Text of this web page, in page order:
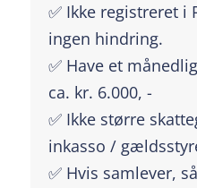
✅ Ikke registreret i
ingen hindring.
✅ Have et
ca. kr. 6.000, -
✅ Ikke større
inkasso /
✅ Hvis samlever,